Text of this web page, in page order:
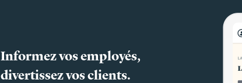
Informez vos employés,
divertissez vos clients.